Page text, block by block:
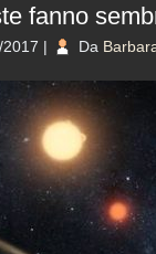
fanno
| Da